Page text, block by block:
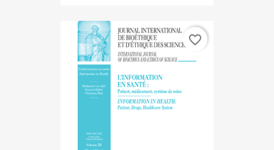
favorite_border